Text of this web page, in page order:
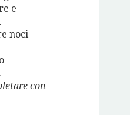
e
noci
con